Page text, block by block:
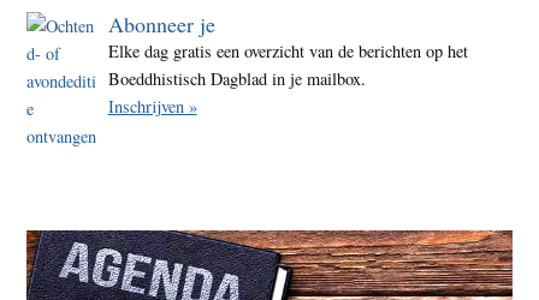
Abonneer je
Elke dag gratis een overzicht van de berichten op het
Boeddhistisch Dagblad in je mailbox.
Inschrijven »